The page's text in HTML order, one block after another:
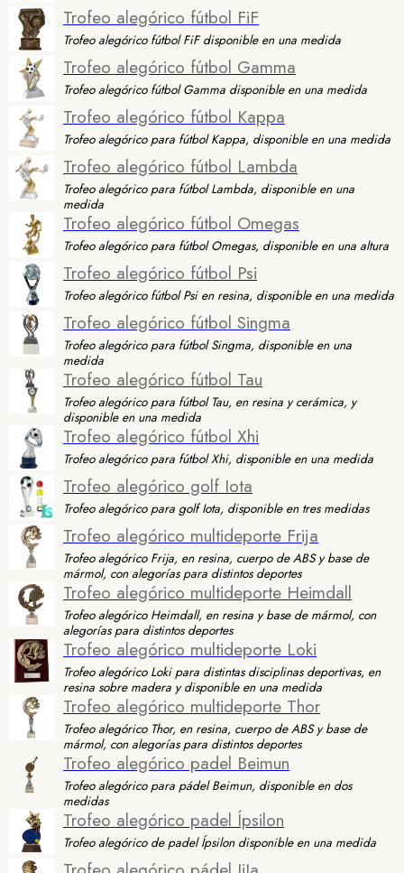
Trofeo alegórico fútbol FiF
Trofeo alegórico fútbol FiF disponible en una medida
Trofeo alegórico fútbol Gamma
Trofeo alegórico fútbol Gamma disponible en una medida
Trofeo alegórico fútbol Kappa
Trofeo alegórico para fútbol Kappa, disponible en una medida
Trofeo alegórico fútbol Lambda
Trofeo alegórico para fútbol Lambda, disponible en una
medida
Trofeo alegórico fútbol Omegas
Trofeo alegórico para fútbol Omegas, disponible en una altura
Trofeo alegórico fútbol Psi
Trofeo alegórico fútbol Psi en resina, disponible en una medida
Trofeo alegórico fútbol Singma
Trofeo alegórico para fútbol Singma, disponible en una
medida
Trofeo alegórico fútbol Tau
Trofeo alegórico para fútbol Tau, en resina y cerámica, y
disponible en una medida
Trofeo alegórico fútbol Xhi
Trofeo alegórico para fútbol Xhi, disponible en una medida
Trofeo alegórico golf Iota
Trofeo alegórico para golf Iota, disponible en tres medidas
Trofeo alegórico multideporte Frija
Trofeo alegórico Frija, en resina, cuerpo de ABS y base de
mármol, con alegorías para distintos deportes
Trofeo alegórico multideporte Heimdall
Trofeo alegórico Heimdall, en resina y base de mármol, con
alegorías para distintos deportes
Trofeo alegórico multideporte Loki
Trofeo alegórico Loki para distintas disciplinas deportivas, en
resina sobre madera y disponible en una medida
Trofeo alegórico multideporte Thor
Trofeo alegórico Thor, en resina, cuerpo de ABS y base de
mármol, con alegorías para distintos deportes
Trofeo alegórico padel Beimun
Trofeo alegórico para pádel Beimun, disponible en dos
medidas
Trofeo alegórico padel Ípsilon
Trofeo alegórico de padel Ípsilon disponible en una medida